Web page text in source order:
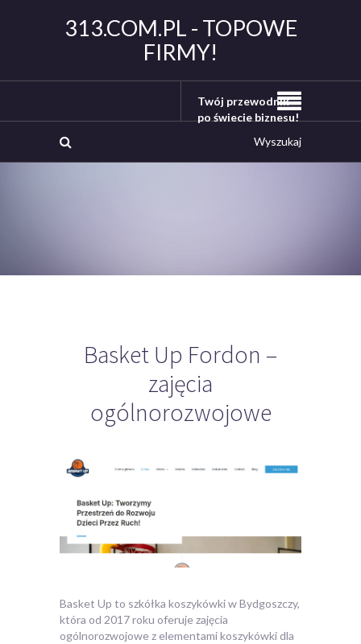
313.COM.PL - TOPOWE
FIRMY!
Twój przewodnik
po świecie biznesu!
Basket Up Fordon –
zajęcia
ogólnorozwojowe
Basket Up to szkółka koszykówki w Bydgoszczy,
która od 2017 roku oferuje zajęcia
ogólnorozwojowe z elementami koszykówki dla